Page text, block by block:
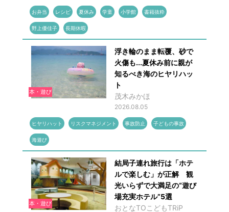
お弁当 レシピ 夏休み 学童 小学館 書籍抜粋
野上優佳子 長期休暇
本・遊び
浮き輪のまま転覆、砂で
火傷も...夏休み前に親が
知るべき海のヒヤリハッ
ト
茂木みかほ
2026.08.05
ヒヤリハット リスクマネジメント 事故防止 子どもの事故
海遊び
本・遊び
結局子連れ旅行は「ホテ
ルで楽しむ」が正解 観
光いらずで大満足の“遊び
場充実ホテル”5選
おとなTOこどもTRiP